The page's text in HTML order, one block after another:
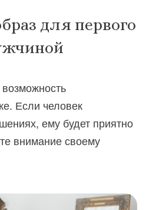
для первого
Если человек
ему будет приятно
внимание своему